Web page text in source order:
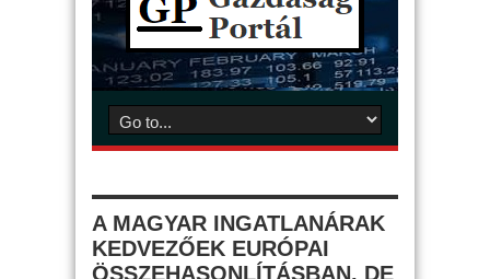
A MAGYAR INGATLANÁRAK
KEDVEZŐEK EURÓPAI
ÖSSZEHASONLÍTÁSBAN, DE